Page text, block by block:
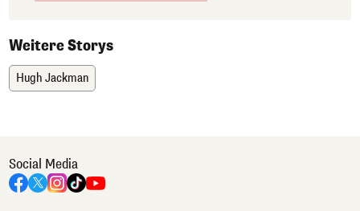
Weitere Storys
Hugh Jackman
Social Media